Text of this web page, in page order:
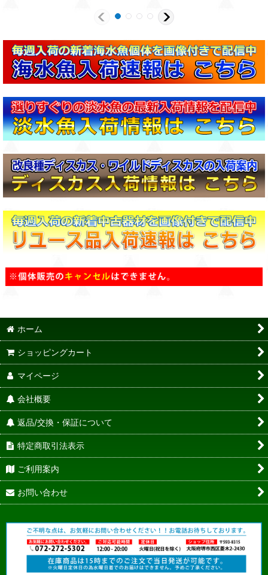
ホーム
ショッピングカート
マイページ
会社概要
返品/交換・保証について
特定商取引法表示
ご利用案内
お問い合わせ